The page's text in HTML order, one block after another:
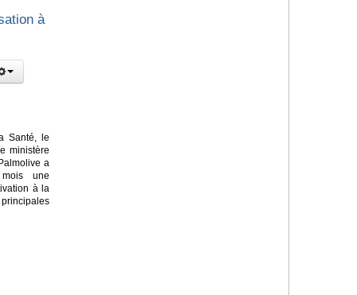
à
Santé, le
ministère
a
une
à la